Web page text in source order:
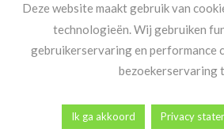
Vanaf 14 november:
Heb jij al vakantiekriebels? Goed
Deze website maakt gebruik van
technologieën. Wij gebruiken
gebruikerservaring en performance
bezoekerservaring
Ik ga akkoord Privacy